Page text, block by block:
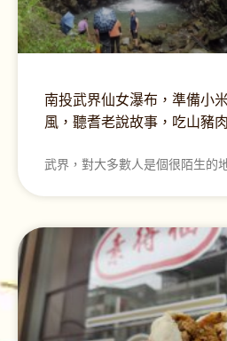
南投武界仙女瀑布，準備小
風，聽耆老說故事，吃山豬
武界，對大多數人是個很陌生的